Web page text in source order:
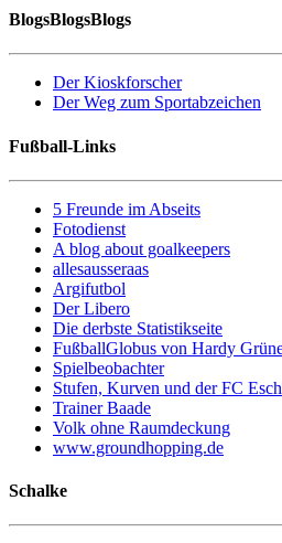
BlogsBlogsBlogs
Der Kioskforscher
Der Weg zum Sportabzeichen
Fußball-Links
5 Freunde im Abseits
Fotodienst
A blog about goalkeepers
allesausseraas
Argifutbol
Der Libero
Die derbste Statistikseite
FußballGlobus von Hardy
Spielbeobachter
Stufen, Kurven und der FC
Trainer Baade
Volk ohne Raumdeckung
www.groundhopping.de
Schalke